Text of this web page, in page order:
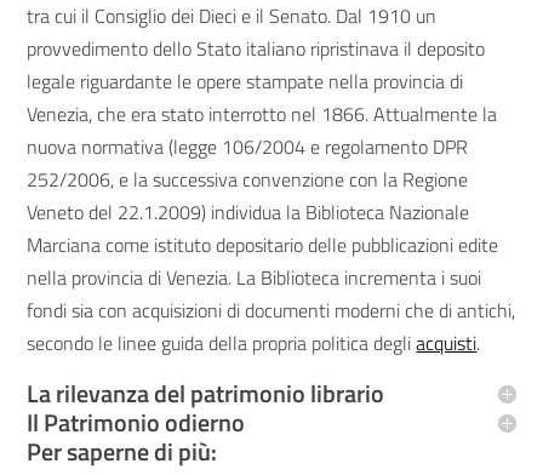
tra cui il Consiglio dei Dieci e il Senato. Dal 1910 un
provvedimento dello Stato italiano ripristinava il deposito
legale riguardante le opere stampate nella provincia di
Venezia, che era stato interrotto nel 1866. Attualmente la
nuova normativa (legge 106/2004 e regolamento DPR
252/2006, e la successiva convenzione con la Regione
Veneto del 22.1.2009) individua la Biblioteca Nazionale
Marciana come istituto depositario delle pubblicazioni edite
nella provincia di Venezia. La Biblioteca incrementa i suoi
fondi sia con acquisizioni di documenti moderni che di antichi,
secondo le linee guida della propria politica degliacquisti.
La rilevanza del patrimonio librario
Il Patrimonio odierno
Per saperne di più: